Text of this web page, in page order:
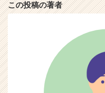
この投稿の著者